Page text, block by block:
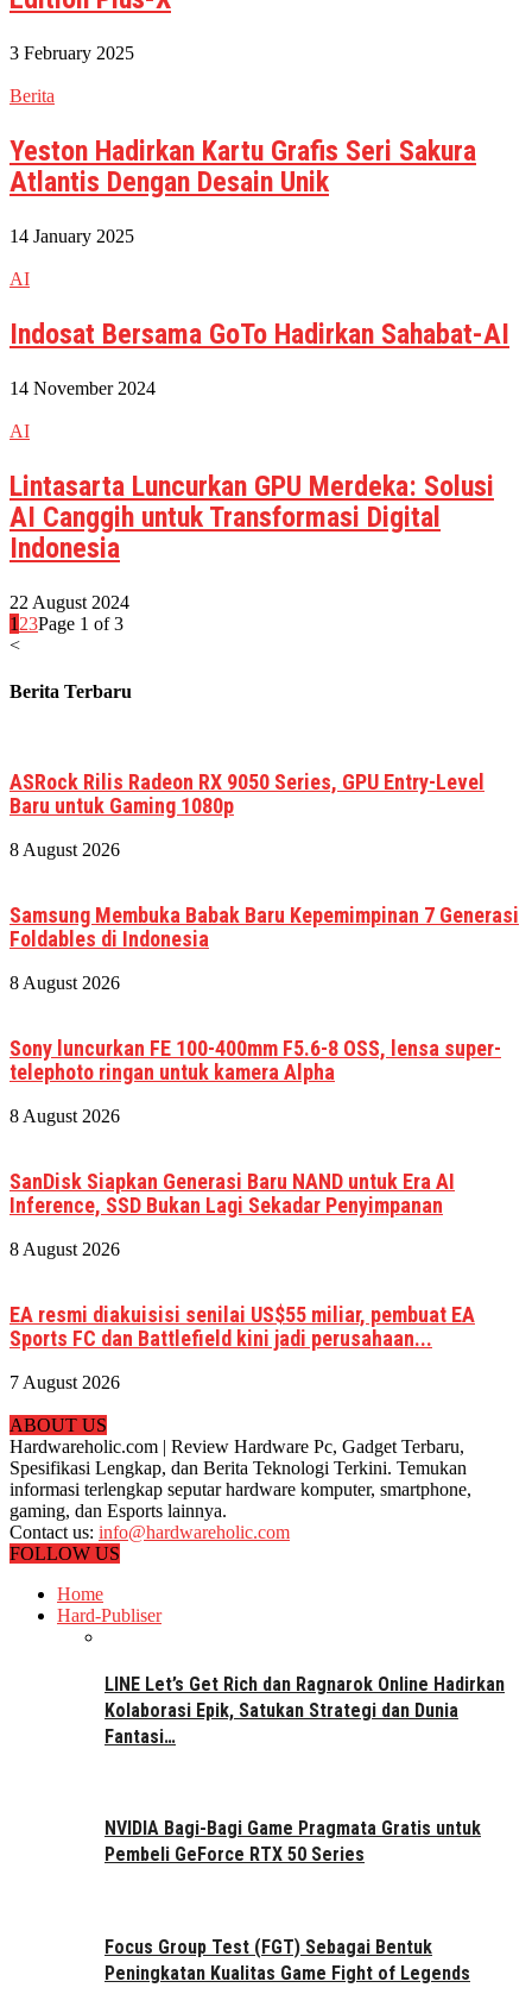
3 February 2025
Berita
Yeston Hadirkan Kartu Grafis Seri Sakura
Atlantis Dengan Desain Unik
14 January 2025
AI
Indosat Bersama GoTo Hadirkan Sahabat-AI
14 November 2024
AI
Lintasarta Luncurkan GPU Merdeka: Solusi
AI Canggih untuk Transformasi Digital
Indonesia
22 August 2024
1 23Page 1 of 3
<
Berita Terbaru
ASRock Rilis Radeon RX 9050 Series, GPU Entry-Level
Baru untuk Gaming 1080p
8 August 2026
Samsung Membuka Babak Baru Kepemimpinan 7 Generasi
Foldables di Indonesia
8 August 2026
Sony luncurkan FE 100-400mm F5.6-8 OSS, lensa super-
telephoto ringan untuk kamera Alpha
8 August 2026
SanDisk Siapkan Generasi Baru NAND untuk Era AI
Inference, SSD Bukan Lagi Sekadar Penyimpanan
8 August 2026
EA resmi diakuisisi senilai US$55 miliar, pembuat EA
Sports FC dan Battlefield kini jadi perusahaan...
7 August 2026
ABOUT US
Hardwareholic.com | Review Hardware Pc, Gadget Terbaru,
Spesifikasi Lengkap, dan Berita Teknologi Terkini. Temukan
informasi terlengkap seputar hardware komputer, smartphone,
gaming, dan Esports lainnya.
Contact us: info@hardwareholic.com
FOLLOW US
Home
Hard-Publiser
LINE Let’s Get Rich dan Ragnarok Online Hadirkan
Kolaborasi Epik, Satukan Strategi dan Dunia
Fantasi…
NVIDIA Bagi-Bagi Game Pragmata Gratis untuk
Pembeli GeForce RTX 50 Series
Focus Group Test (FGT) Sebagai Bentuk
Peningkatan Kualitas Game Fight of Legends